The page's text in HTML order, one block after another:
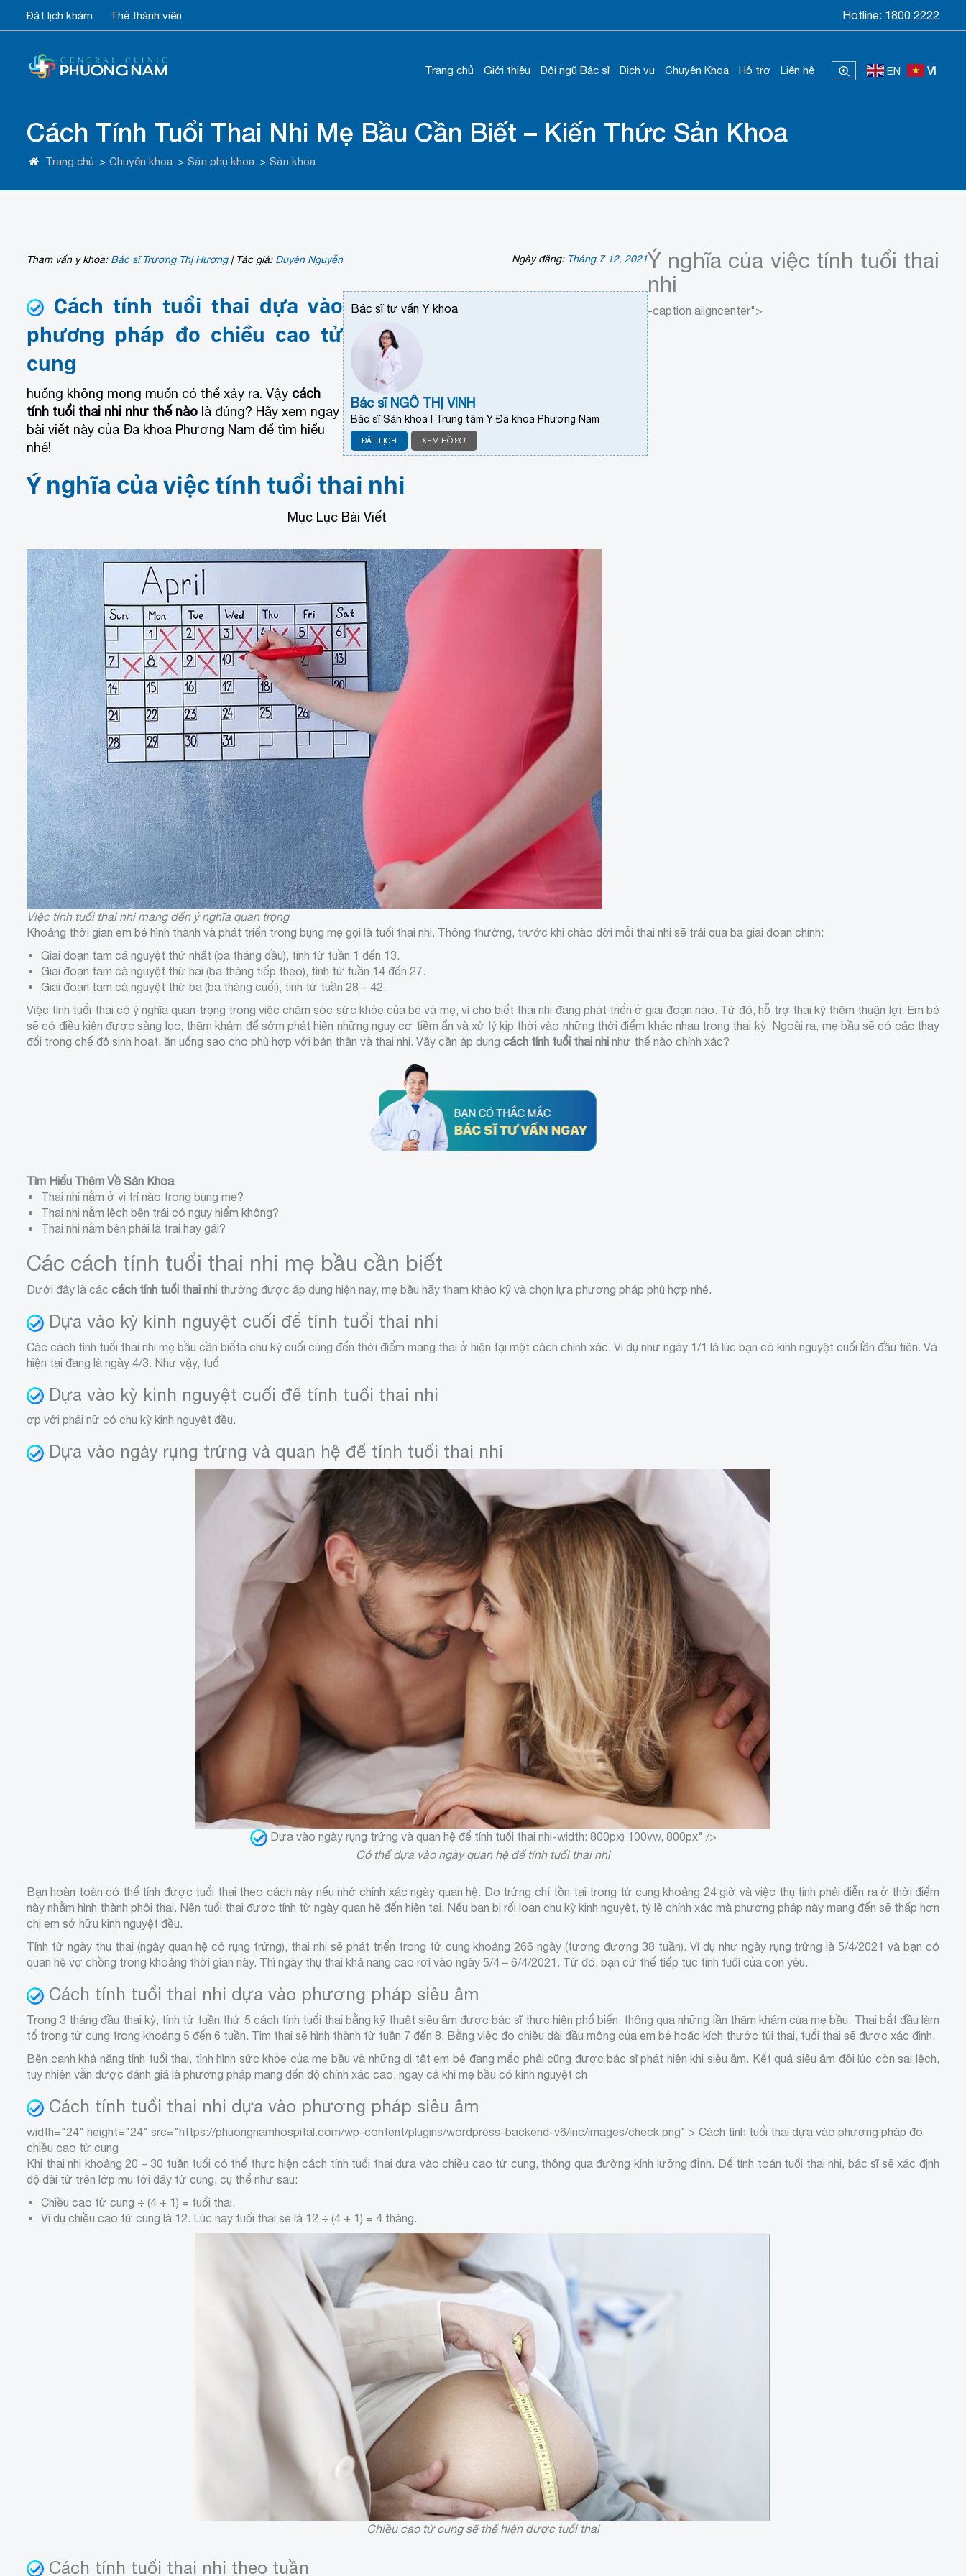
Đặt lịch khám Thẻ thành viên Hotline: 1800 2222
Trang chủ Giới thiệu Đội ngũ Bác sĩ Dịch vụ Chuyên Khoa Hỗ trợ Liên hệ EN VI
Cách Tính Tuổi Thai Nhi Mẹ Bầu Cần Biết – Kiến Thức Sản Khoa
Trang chủ > Chuyên khoa > Sản phụ khoa > Sản khoa
Tham vấn y khoa: Bác sĩ Trương Thị Hương |Tác giả: Duyên Nguyễn Ngày đăng: Tháng 7 12, 2021
Bác sĩ tư vấn Y khoa
Bác sĩ NGÔ THỊ VINH
Bác sĩ Sản khoa I Trung tâm Y Đa khoa Phương Nam
ĐẶT LỊCH XEM HỒ SƠ
Cách tính tuổi thai dựa vào
phương pháp đo chiều cao tử
cung
huống không mong muốn có thể xảy ra. Vậy cách
tính tuổi thai nhi như thế nào là đúng? Hãy xem ngay
bài viết này của Đa khoa Phương Nam để tìm hiểu
nhé!
Ý nghĩa của việc tính tuổi thai nhi
Mục Lục Bài Viết
Ý nghĩa của việc tính tuổi thai
nhi
-caption aligncenter">
Việc tính tuổi thai nhi mang đến ý nghĩa quan trọng
Khoảng thời gian em bé hình thành và phát triển trong bụng mẹ gọi là tuổi thai nhi. Thông thường, trước khi chào đời mỗi thai nhi sẽ trải qua ba giai đoạn chính:
Giai đoạn tam cá nguyệt thứ nhất (ba tháng đầu), tính từ tuần 1 đến 13.
Giai đoạn tam cá nguyệt thứ hai (ba tháng tiếp theo), tính từ tuần 14 đến 27.
Giai đoạn tam cá nguyệt thứ ba (ba tháng cuối), tính từ tuần 28 – 42.
Việc tính tuổi thai có ý nghĩa quan trọng trong việc chăm sóc sức khỏe của bé và mẹ, vì cho biết thai nhi đang phát triển ở giai đoạn nào. Từ đó, hỗ trợ thai kỳ thêm thuận lợi. Em bé
sẽ có điều kiện được sàng lọc, thăm khám để sớm phát hiện những nguy cơ tiềm ẩn và xử lý kịp thời vào những thời điểm khác nhau trong thai kỳ. Ngoài ra, mẹ bầu sẽ có các thay
đổi trong chế độ sinh hoạt, ăn uống sao cho phù hợp với bản thân và thai nhi. Vậy cần áp dụng cách tính tuổi thai nhi như thế nào chính xác?
Tìm Hiểu Thêm Về Sản Khoa
Thai nhi nằm ở vị trí nào trong bụng mẹ?
Thai nhi nằm lệch bên trái có nguy hiểm không?
Thai nhi nằm bên phải là trai hay gái?
Các cách tính tuổi thai nhi mẹ bầu cần biết
Dưới đây là các cách tính tuổi thai nhi thường được áp dụng hiện nay, mẹ bầu hãy tham khảo kỹ và chọn lựa phương pháp phù hợp nhé.
Dựa vào kỳ kinh nguyệt cuối để tính tuổi thai nhi
Các cách tính tuổi thai nhi mẹ bầu cần biếta chu kỳ cuối cùng đến thời điểm mang thai ở hiện tại một cách chính xác. Ví dụ như ngày 1/1 là lúc bạn có kinh nguyệt cuối lần đầu tiên. Và
hiện tại đang là ngày 4/3. Như vậy, tuổ
Dựa vào kỳ kinh nguyệt cuối để tính tuổi thai nhi
ợp với phái nữ có chu kỳ kinh nguyệt đều.
Dựa vào ngày rụng trứng và quan hệ để tính tuổi thai nhi
Dựa vào ngày rụng trứng và quan hệ để tính tuổi thai nhi-width: 800px) 100vw, 800px" />
Có thể dựa vào ngày quan hệ để tính tuổi thai nhi
Bạn hoàn toàn có thể tính được tuổi thai theo cách này nếu nhớ chính xác ngày quan hệ. Do trứng chỉ tồn tại trong tử cung khoảng 24 giờ và việc thụ tinh phải diễn ra ở thời điểm
này nhằm hình thành phôi thai. Nên tuổi thai được tính từ ngày quan hệ đến hiện tại. Nếu bạn bị rối loạn chu kỳ kinh nguyệt, tỷ lệ chính xác mà phương pháp này mang đến sẽ thấp hơn
chị em sở hữu kinh nguyệt đều.
Tính từ ngày thụ thai (ngày quan hệ có rụng trứng), thai nhi sẽ phát triển trong tử cung khoảng 266 ngày (tương đương 38 tuần). Ví dụ như ngày rụng trứng là 5/4/2021 và bạn có
quan hệ vợ chồng trong khoảng thời gian này. Thì ngày thụ thai khả năng cao rơi vào ngày 5/4 – 6/4/2021. Từ đó, bạn cứ thế tiếp tục tính tuổi của con yêu.
Cách tính tuổi thai nhi dựa vào phương pháp siêu âm
Trong 3 tháng đầu thai kỳ, tính từ tuần thứ 5 cách tính tuổi thai bằng kỹ thuật siêu âm được bác sĩ thực hiện phổ biến, thông qua những lần thăm khám của mẹ bầu. Thai bắt đầu làm
tổ trong tử cung trong khoảng 5 đến 6 tuần. Tim thai sẽ hình thành từ tuần 7 đến 8. Bằng việc đo chiều dài đầu mông của em bé hoặc kích thước túi thai, tuổi thai sẽ được xác định.
Bên cạnh khả năng tính tuổi thai, tình hình sức khỏe của mẹ bầu và những dị tật em bé đang mắc phải cũng được bác sĩ phát hiện khi siêu âm. Kết quả siêu âm đôi lúc còn sai lệch,
tuy nhiên vẫn được đánh giá là phương pháp mang đến độ chính xác cao, ngay cả khi mẹ bầu có kinh nguyệt ch
Cách tính tuổi thai nhi dựa vào phương pháp siêu âm
width="24" height="24" src="https://phuongnamhospital.com/wp-content/plugins/wordpress-backend-v6/inc/images/check.png" > Cách tính tuổi thai dựa vào phương pháp đo
chiều cao tử cung
Khi thai nhi khoảng 20 – 30 tuần tuổi có thể thực hiện cách tính tuổi thai dựa vào chiều cao tử cung, thông qua đường kính lưỡng đỉnh. Để tính toán tuổi thai nhi, bác sĩ sẽ xác định
độ dài từ trên lớp mu tới đáy tử cung, cụ thể như sau:
Chiều cao tử cung ÷ (4 + 1) = tuổi thai.
Ví dụ chiều cao tử cung là 12. Lúc này tuổi thai sẽ là 12 ÷ (4 + 1) = 4 tháng.
Chiều cao tử cung sẽ thể hiện được tuổi thai
Cách tính tuổi thai nhi theo tuần